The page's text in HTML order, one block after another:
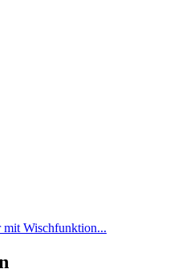
mit Wischfunktion...